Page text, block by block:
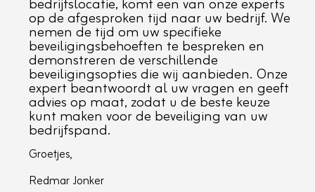
op de afgesproken tijd naar uw bedrijf. We
nemen de tijd om uw specifieke
beveiligingsbehoeften te bespreken en
demonstreren de verschillende
beveiligingsopties die wij aanbieden. Onze
expert beantwoordt al uw vragen en geeft
advies op maat, zodat u de beste keuze
kunt maken voor de beveiliging van uw
bedrijfspand.
Groetjes,
Redmar Jonker